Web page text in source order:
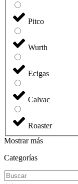
Pitco
Wurth
Ecigas
Calvac
Roaster
Mostrar más
Categorías